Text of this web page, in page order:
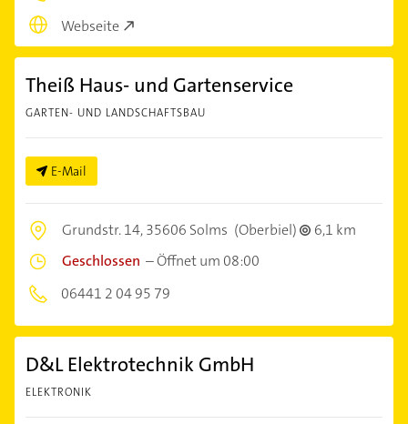
Webseite
Theiß Haus- und Gartenservice
GARTEN- UND LANDSCHAFTSBAU
E-Mail
Grundstr. 14,35606 Solms (Oberbiel)
6,1 km
Geschlossen –Öffnet um 08:00
06441 2 04 95 79
D&L Elektrotechnik GmbH
ELEKTRONIK